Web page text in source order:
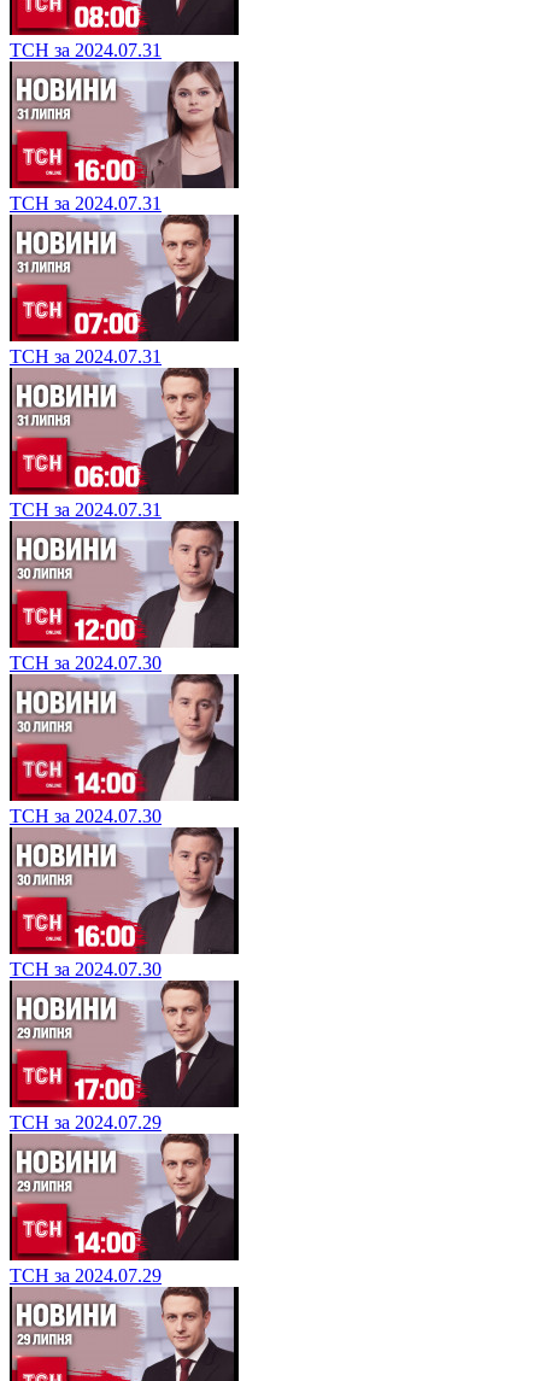
ТСН за 2024.07.31
ТСН за 2024.07.31
ТСН за 2024.07.31
ТСН за 2024.07.31
ТСН за 2024.07.30
ТСН за 2024.07.30
ТСН за 2024.07.30
ТСН за 2024.07.29
ТСН за 2024.07.29